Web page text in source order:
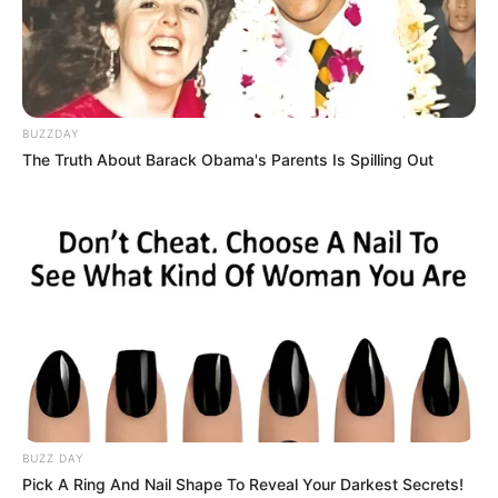
ΘΑ ΓΙΝΕΙ ΣΥΝΤΟΜΑ……. ΟΥΣΙΑΣΤΙΚΑ ΛΟΙΠΟΝ , ΟΙ
ΦΩΤΕΙΝΟΙ ΚΑΙ ΑΦΥΠΝΙΣΜΕΝΟΙ ΠΛΕΟΝ ΑΝΘΡΩΠΟΙ,
ΒΙΩΝΟΥΝ ΚΑΤΑΣΤΑΣΕΙΣ ΑΝΤΙΘΕΤΕΣ ΜΕ ΑΥΤΑ ΠΟΥ
ΝΟΙΩΘΟΥΝ ΟΤΙ ΠΡΑΓΜΑΤΙ ΓΙΝΟΝΤΑΙ……..
ΤΑ ΠΑΝΤΑ ΡΕΙ.
ΣΙΓΟΥΡΙΑ ΜΕΣΑ ΤΟΥΣ ΓΙΑ ΤΟ ΚΑΛΟ ΠΟΥ ΕΡΧΕΤΑΙ…..
ΑΥΤΟ ΣΥΜΒΑΙΝΕΙ ΓΙΑΤΙ ΔΕΝ ΒΛΕΠΟΥΝ ΜΕ ΤΑ ΜΑΤΙΑ
ΤΟΥΣ, ΑΛΛΑ ΜΕ ΤΙΣ ΑΙΣΘΗΣΕΙΣ ΚΑΙ ΟΛΑ ΤΑ ΚΥΤΤΑΡΑ
ΤΟΥ ΚΑΘΕΣΤΩΤΟΣ….. ΕΙΝΑΙ ΣΕ ΑΡΡΗΚΤΗ ΣΥΝΔΕΣΗ ΜΕ
ΤΟΝ ΑΝΩΤΕΡΟ ΕΑΥΤΟ ΤΟΥΣ ΚΑΙ ΝΟΙΩΘΟΥΝ ΤΗΝ ΑΓΑΠΗ
ΚΑΙ ΤΗΝ ΠΡΟΣΤΑΣΙΑ ΤΟΥ…….
BUZZDAY
The Truth About Barack Obama's Parents Is Spilling Out
BUZZ DAY
Pick A Ring And Nail Shape To Reveal Your Darkest Secrets!